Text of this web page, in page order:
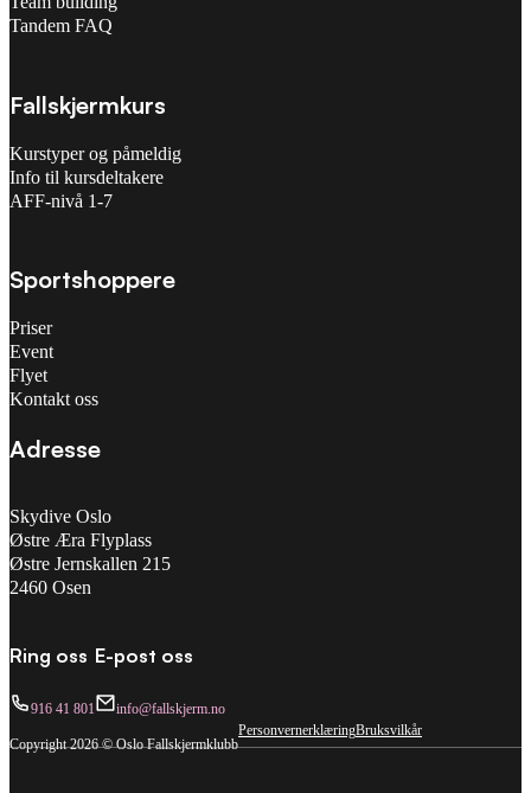
Tandem FAQ
Fallskjermkurs
Kurstyper og påmeldig
Info til kursdeltakere
AFF-nivå 1-7
Sportshoppere
Priser
Event
Flyet
Kontakt oss
Adresse
Skydive Oslo
Østre Æra Flyplass
Østre Jernskallen 215
2460 Osen
Ring oss
916 41 801
E-post oss
info@fallskjerm.no
Copyright 2026 © Oslo Fallskjermklubb
PersonvernerklæringBruksvilkår